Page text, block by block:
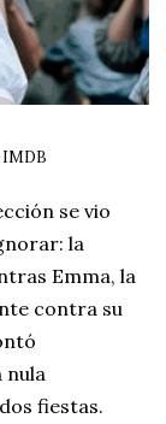
IMDB
se vio
la
Emma, la
contra su
nula
fiestas.